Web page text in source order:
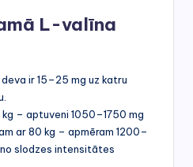
L-valīna
ir 15–25 mg uz katru
– aptuveni 1050–1750 mg
ar 80 kg – apmēram 1200–
slodzes intensitātes